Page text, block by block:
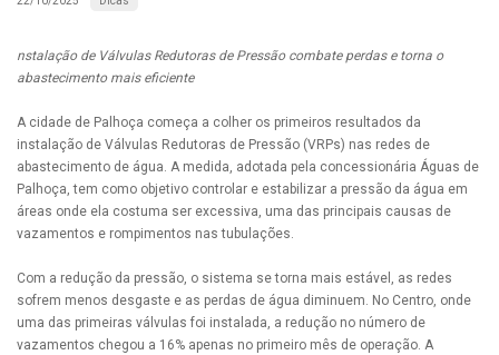
nstalação de Válvulas Redutoras de Pressão combate perdas e torna o
abastecimento mais eficiente
A cidade de Palhoça começa a colher os primeiros resultados da
instalação de Válvulas Redutoras de Pressão (VRPs) nas redes de
abastecimento de água. A medida, adotada pela concessionária Águas de
Palhoça, tem como objetivo controlar e estabilizar a pressão da água em
áreas onde ela costuma ser excessiva, uma das principais causas de
vazamentos e rompimentos nas tubulações.
Com a redução da pressão, o sistema se torna mais estável, as redes
sofrem menos desgaste e as perdas de água diminuem. No Centro, onde
uma das primeiras válvulas foi instalada, a redução no número de
vazamentos chegou a 16% apenas no primeiro mês de operação. A